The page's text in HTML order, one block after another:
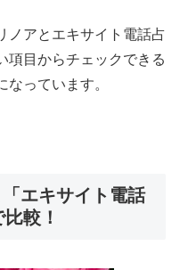
ノアとエキサイト電話占
項目からチェックできる
っています。
エキサイト電話
較！